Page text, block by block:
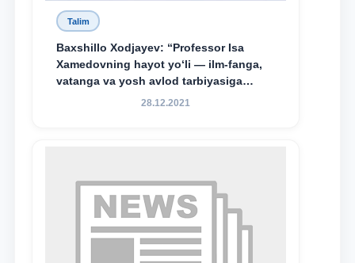
Talim
Baxshillo Xodjayev: “Professor Isa
Xamedovning hayot yo‘li — ilm-fanga,
vatanga va yosh avlod tarbiyasiga
sodiqlikning oliy namunasidir”.
28.12.2021